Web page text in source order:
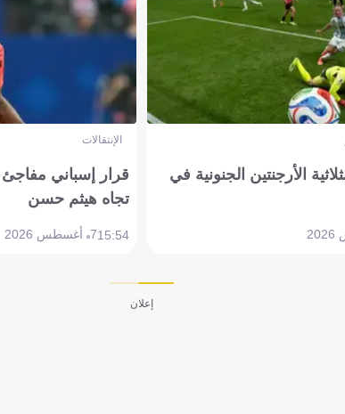
الأرجنتين الجنونية في
الإنتقالات
قرار إسباني
تجاه هيثم حسن
15:547 أغسطس 2026
إعلان